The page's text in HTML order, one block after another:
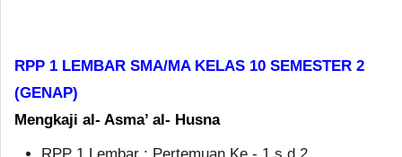
RPP 1 LEMBAR SMA/MA KELAS 10 SEMESTER 2
(GENAP)
Mengkaji al- Asma’ al- Husna